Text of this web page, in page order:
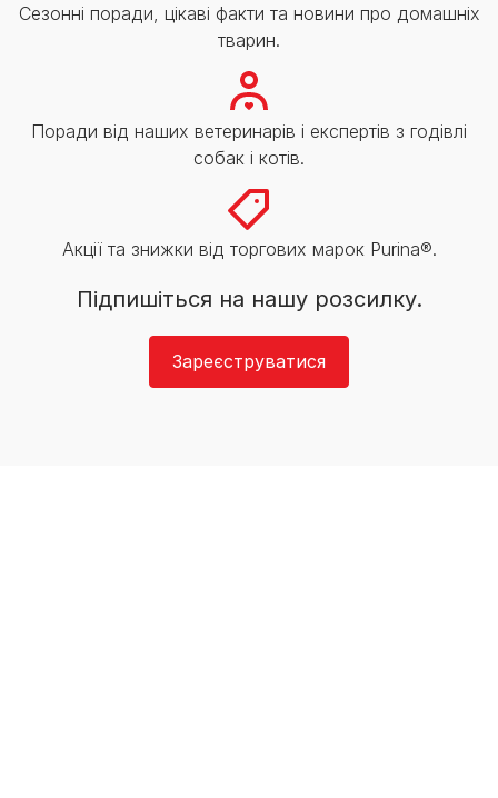
Сезонні поради, цікаві факти та новини про домашніх
тварин.
Поради від наших ветеринарів і експертів з годівлі
собак і котів.
Акції та знижки від торгових марок Purina®.
Підпишіться на нашу розсилку.
Зареєструватися